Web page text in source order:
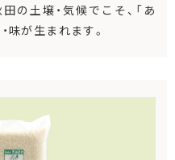
の土壌・気候でこそ、「あ
味が生まれます。